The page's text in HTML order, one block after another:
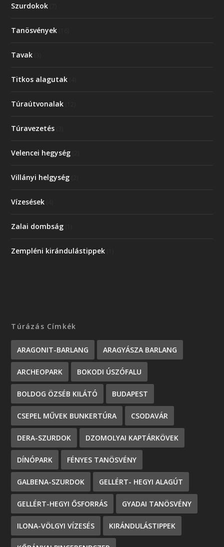
Szurdokok
Tanösvények
Tavak
Titkos alagutak
Túraútvonalak
Túravezetés
Velencei hegység
Villányi helgység
Vízesések
Zalai dombság
Zempléni kirándulástippek
Túrázás Címkék
ARAGONIT-BARLANG ARAGYÁSZA BARLANG
ARCHEOPARK BOKODI ÚSZÓFALU
BOLDOG ÖZSÉB KILÁTÓ BUDAPEST
CSEPEL MŰVEK BUNKERTÚRA CSODAVÁR
DERA-SZURDOK DZOMOLYAI KAPTÁRKÖVEK
DÍNÓPARK FÉNYES TANÖSVÉNY
GALBENA-SZURDOK GELLÉRT- HEGYI ALAGÚT
GELLÉRT-HEGYI ŐSFORRÁS GYADAI TANÖSVÉNY
ILONA-VÖLGYI VÍZESÉS KIRÁNDULÁSTIPPEK